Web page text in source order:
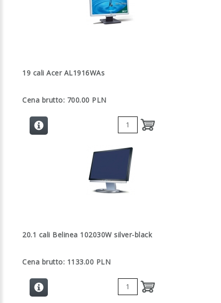
19 cali Acer AL1916WAs
Cena brutto: 700.00 PLN
20.1 cali Belinea 102030W silver-black
Cena brutto: 1133.00 PLN